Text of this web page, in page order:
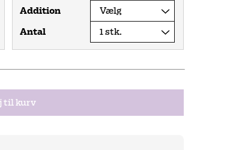
Addition
Antal
til kurv